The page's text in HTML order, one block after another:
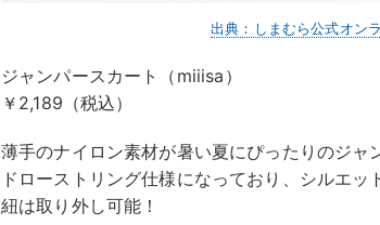
出典：しまむら公式オン
ジャンパースカート（miiisa）
￥2,189（税込）
薄手のナイロン素材が暑い夏にぴったりのジャ
ドローストリング仕様になっており、シルエ
紐は取り外し可能！